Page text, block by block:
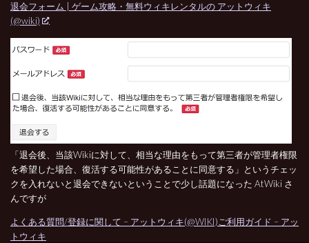
退会フォーム | ゲーム攻略・無料ウィキレンタルの アットウィキ
(@wiki)
「退会後、当該Wikiに対して、相当な理由をもって第三者が管理者権限
を希望した場合、復活する可能性があることに同意する」というチェッ
クを入れないと退会できないということで少し話題になった AtWiki さ
んですが
よくある質問/登録に関して – アットウィキ(@WIKI)ご利用ガイド – アッ
トウィキ